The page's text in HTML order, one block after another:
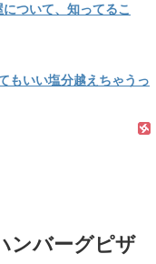
について、知ってるこ
もいい塩分越えちゃうっ
ンバーグピザ